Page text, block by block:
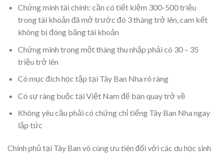
Chứng minh tài chính: cần có tiết kiệm 300-500 triệu
trong tài khoản đã mở trước đó 3 tháng trở lên, cam kết
không bị đóng băng tài khoản
Chứng minh trong một tháng thu nhập phải có 30 – 35
triệu trở lên
Có mục đích học tập tại Tây Ban Nha rõ ràng
Có sự ràng buộc tại Việt Nam để bạn quay trở về
Không yêu cầu phải có chứng chỉ tiếng Tây Ban Nha ngay
lập tức
Chính phủ tại Tây Ban vô cùng ưu tiên đối với các du học sinh